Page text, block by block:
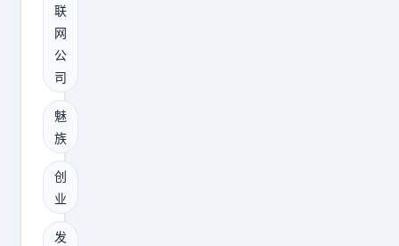
接
近
解
决
这
个
问
题
。
未
、
积
累
的
经
验
，
未
来
很
追
求
源
于
热
爱
创
业
发
联
网
公
司
魅
族
创
业
发